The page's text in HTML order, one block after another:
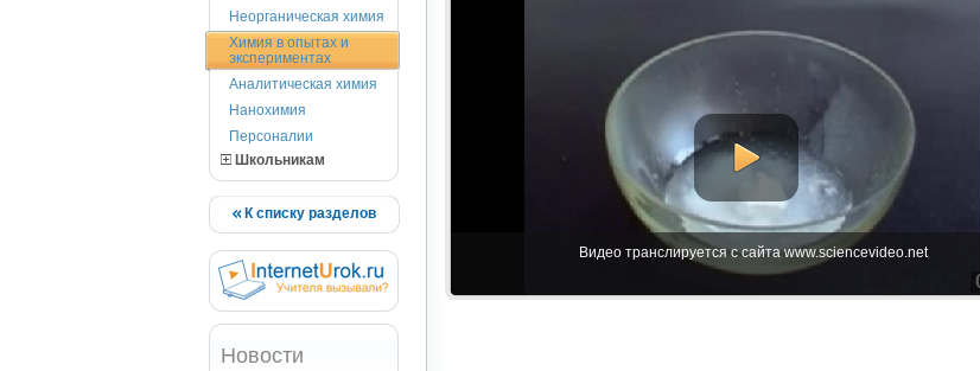
Неорганическая химия
Химия в опытах и
экспериментах
Аналитическая химия
Нанохимия
Персоналии
Школьникам
К списку разделов
Новости
Видео транслируется с сайта www.sciencevideo.net